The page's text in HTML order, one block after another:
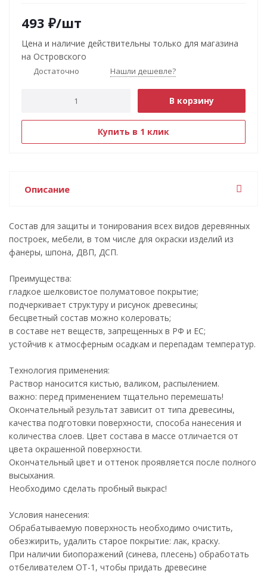
493 ₽/шт
Цена и наличие действительны только для магазина
на Островского
Достаточно Нашли дешевле?
В корзину
Купить в 1 клик
Описание
Состав для защиты и тонирования всех видов деревянных
построек, мебели, в том числе для окраски изделий из
фанеры, шпона, ДВП, ДСП.
Преимущества:
гладкое шелковистое полуматовое покрытие;
подчеркивает структуру и рисунок древесины;
бесцветный состав можно колеровать;
в составе нет веществ, запрещенных в РФ и ЕС;
устойчив к атмосферным осадкам и перепадам температур.
Технология применения:
Раствор наносится кистью, валиком, распылением.
важно: перед применением тщательно перемешать!
Окончательный результат зависит от типа древесины,
качества подготовки поверхности, способа нанесения и
количества слоев. Цвет состава в массе отличается от
цвета окрашенной поверхности.
Окончательный цвет и оттенок проявляется после полного
высыхания.
Необходимо сделать пробный выкрас!
Условия нанесения:
Обрабатываемую поверхность необходимо очистить,
обезжирить, удалить старое покрытие: лак, краску.
При наличии биопоражений (синева, плесень) обработать
отбеливателем ОТ-1, чтобы придать древесине